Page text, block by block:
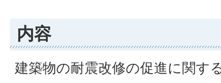
内容
建築物の耐震改修の促進に関す